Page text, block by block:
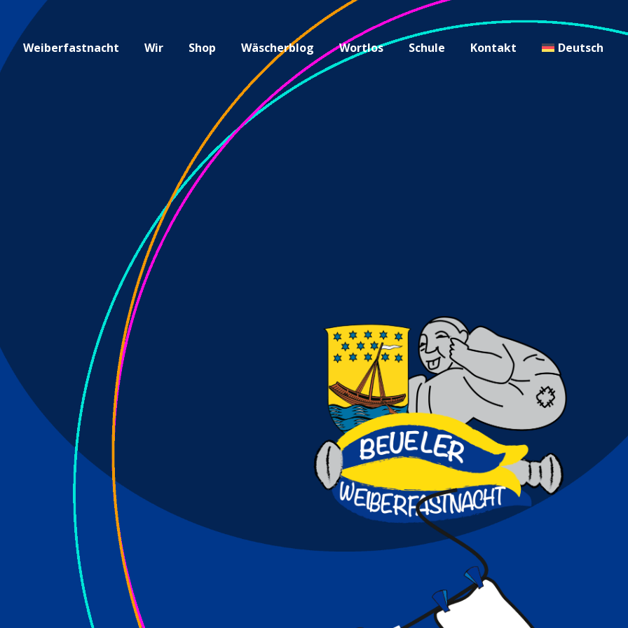
Weiberfastnacht Wir Shop Wäscherblog Wortlos Schule Kontakt Deutsch
auf der
des Karnevals.
verwandelt sich Bonns rechte Seite zum
die Wiege der Weiberfastnacht. Aus
Waschfrauen 1824 und deren
schließlich der weltweit
hervorgegangen.
Brauchtum der Beueler
Jahr mit Leidenschaft und großem
Hier finden Sie alles rund um